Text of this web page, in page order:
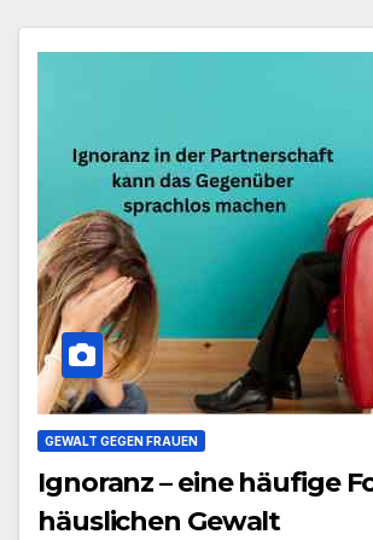
GEWALT GEGEN FRAUEN
Ignoranz – eine häufige
häuslichen Gewalt